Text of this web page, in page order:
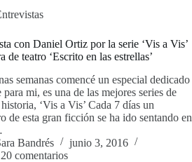
con Daniel Ortiz por la serie ‘Vis a Vis’
de teatro ‘Escrito en las estrellas’
semanas comencé un especial dedicado
para mi, es una de las mejores series de
‘Vis a Vis’ Cada 7 días un
de esta gran ficción se ha ido sentando en
Bandrés
junio 3, 2016
comentarios